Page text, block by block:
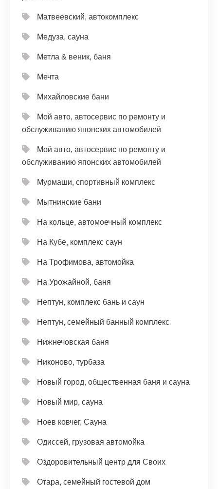
Матвеевский, автокомплекс
Медуза, сауна
Метла & веник, баня
Мечта
Михайловские бани
Мой авто, автосервис по ремонту и
обслуживанию японских автомобилей
Мой авто, автосервис по ремонту и
обслуживанию японских автомобилей
Мурмаши, спортивный комплекс
Мытнинские бани
На кольце, автомоечный комплекс
На Кубе, комплекс саун
На Трофимова, автомойка
На Урожайной, баня
Нептун, комплекс бань и саун
Нептун, семейный банный комплекс
Нижнечовская баня
Никоново, турбаза
Новый город, общественная баня и сауна
Новый мир, сауна
Ноев ковчег, Сауна
Одиссей, грузовая автомойка
Оздоровительный центр для Своих
Отара, семейный гостевой дом